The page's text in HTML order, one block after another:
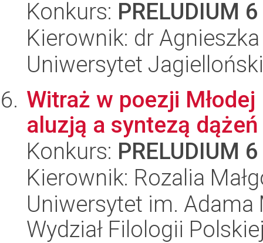
Konkurs: PRELUDIUM 6
Kierownik: dr
Uniwersytet
Witraż w poezji
aluzją a syntezą
Konkurs: PRELUDIUM 6
Kierownik: Rozalia
Uniwersytet im.
Wydział Filologii